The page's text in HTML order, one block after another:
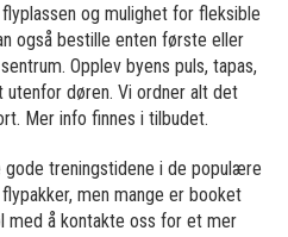
og mulighet for fleksible
også bestille enten første eller
Opplev byens puls, tapas,
døren. Vi ordner alt det
Mer info finnes i tilbudet.
treningstidene i de populære
men mange er booket
med å kontakte oss for et mer